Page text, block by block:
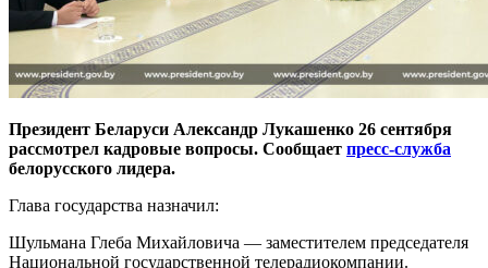
Президент Беларуси Александр Лукашенко 26 сентября
рассмотрел кадровые вопросы. Сообщает пресс-служба
белорусского лидера.
Глава государства назначил:
Шульмана Глеба Михайловича — заместителем председателя
Национальной государственной телерадиокомпании.